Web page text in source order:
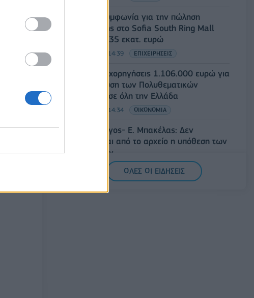
Fourlis: Συμφωνία για την πώληση
συμμετοχής στο Sofia South Ring Mall
έναντι 49,35 εκατ. ευρώ
07/08/2026 - 14:39 ΕΠΙΧΕΙΡΗΣΕΙΣ
ΥΠΠΟ: Επιχορηγήσεις 1.106.000 ευρώ για
την ενίσχυση των Πολυθεματικών
Φεστιβάλ σε όλη την Ελλάδα
07/08/2026 - 14:34 ΟΙΚΟΝΟΜΙΑ
Άρειος Πάγος- Ε. Μπακέλας: Δεν
ανασύρεται από το αρχείο η υπόθεση των
υποκλοπών
07/08/2026 - 14:11
ΟΛΕΣ ΟΙ ΕΙΔΗΣΕΙΣ